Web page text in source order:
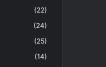
(22)
(24)
(25)
(14)